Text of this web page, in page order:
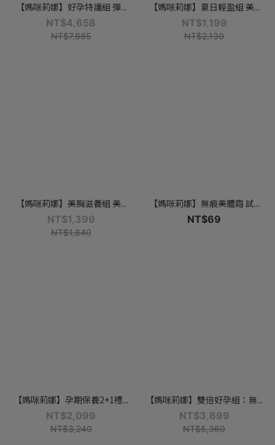
【媽咪莉娜】好孕特護組 彈...
NT$4,658
NT$7,885
【媽咪莉娜】夏日輕盈組 美...
NT$1,199
NT$2,130
【媽咪莉娜】美胸滋養組 美...
NT$1,399
NT$1,840
【媽咪莉娜】無痕美體霜 試...
NT$69
【媽咪莉娜】孕期保養2+1禮...
NT$2,099
NT$3,240
【媽咪莉娜】雙倍好孕組：無...
NT$3,699
NT$5,360